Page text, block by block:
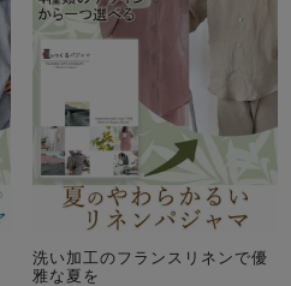
洗い加工のフランスリネンで優
雅な夏を